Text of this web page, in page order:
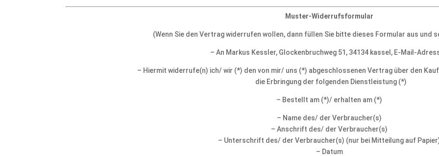
Muster-Widerrufsformular
(Wenn Sie den Vertrag widerrufen wollen, dann füllen Sie bitte dieses Formular aus und
– An Markus Kessler, Glockenbruchweg 51, 34134 kassel, E-Mail-
– Hiermit widerrufe(n) ich/ wir (*) den von mir/ uns (*) abgeschlossenen Vertrag über den
die Erbringung der folgenden Dienstleistung (*)
– Bestellt am (*)/ erhalten am (*)
– Name des/ der Verbraucher(s)
– Anschrift des/ der Verbraucher(s)
– Unterschrift des/ der Verbraucher(s) (nur bei Mitteilung auf
– Datum